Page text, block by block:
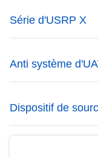
Série d'USRP X
Anti système
Dispositif de